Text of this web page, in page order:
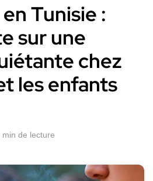
Tunisie :
sur une
chez
les enfants
min de lecture